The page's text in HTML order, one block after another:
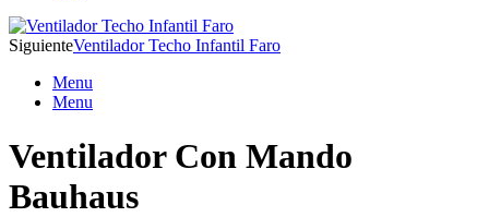
SiguienteVentilador Techo Infantil Faro
Menu
Menu
Ventilador Con Mando
Bauhaus